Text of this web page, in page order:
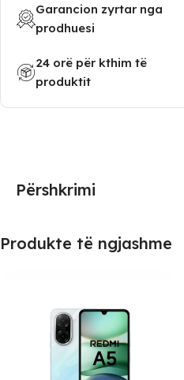
Garancion zyrtar nga
prodhuesi
24 orë për kthim të
produktit
Përshkrimi
Produkte të ngjashme